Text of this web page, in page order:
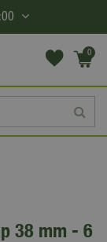
0
(€0,
38 mm - 6